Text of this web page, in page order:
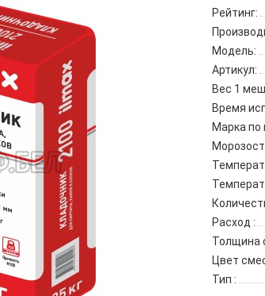
Рейтинг:
Модель:
Артикул:
Вес 1
Время
Марка по
Расход :
Толщина
Цвет
Тип :